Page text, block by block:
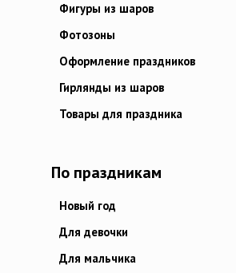
Фигуры из шаров
Фотозоны
Оформление праздников
Гирлянды из шаров
Товары для праздника
По праздникам
Новый год
Для девочки
Для мальчика